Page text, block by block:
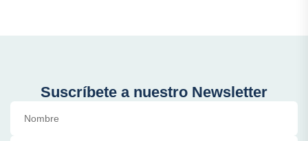
Suscríbete a nuestro Newsletter